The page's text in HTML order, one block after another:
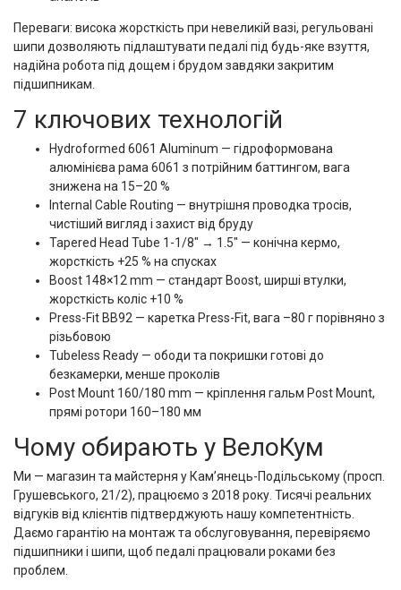
Переваги: висока жорсткість при невеликій вазі, регульовані
шипи дозволяють підлаштувати педалі під будь-яке взуття,
надійна робота під дощем і брудом завдяки закритим
підшипникам.
7 ключових технологій
Hydroformed 6061 Aluminum — гідроформована
алюмінієва рама 6061 з потрійним баттингом, вага
знижена на 15–20 %
Internal Cable Routing — внутрішня проводка тросів,
чистіший вигляд і захист від бруду
Tapered Head Tube 1-1/8" → 1.5" — конічна кермо,
жорсткість +25 % на спусках
Boost 148×12 mm — стандарт Boost, ширші втулки,
жорсткість коліс +10 %
Press-Fit BB92 — каретка Press-Fit, вага –80 г порівняно з
різьбовою
Tubeless Ready — ободи та покришки готові до
безкамерки, менше проколів
Post Mount 160/180 mm — кріплення гальм Post Mount,
прямі ротори 160–180 мм
Чому обирають у ВелоКум
Ми — магазин та майстерня у Кам’янець-Подільському (просп.
Грушевського, 21/2), працюємо з 2018 року. Тисячі реальних
відгуків від клієнтів підтверджують нашу компетентність.
Даємо гарантію на монтаж та обслуговування, перевіряємо
підшипники і шипи, щоб педалі працювали роками без
проблем.